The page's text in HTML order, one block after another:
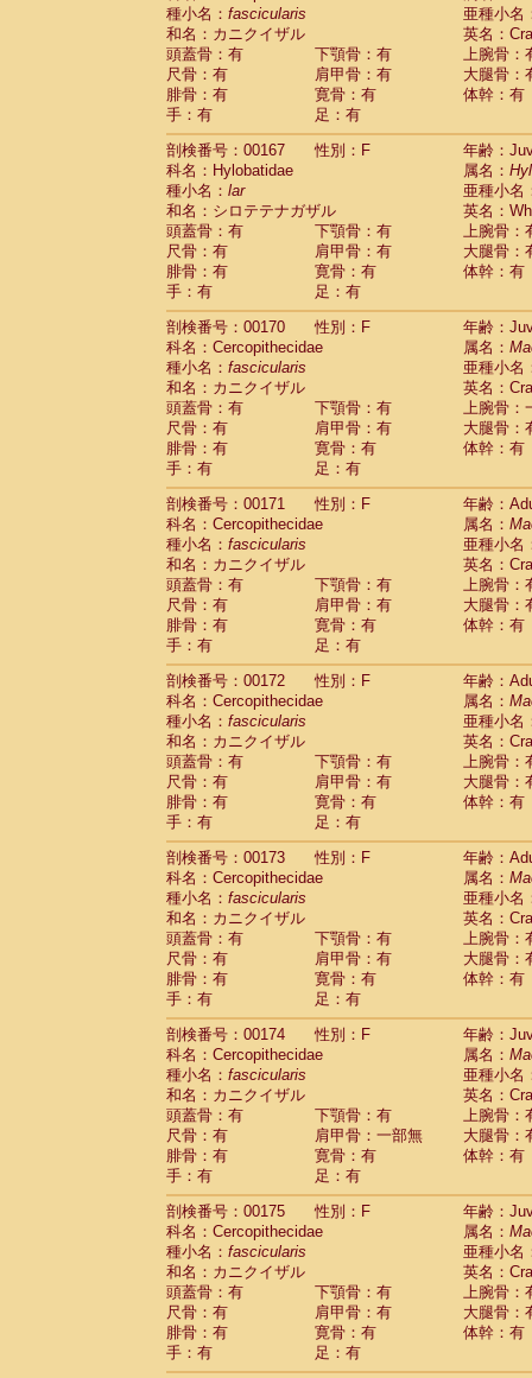
種小名： fascicularis
亜種小名
和名：カニクイザル
英名：
頭蓋骨：有
下顎骨：有
上腕骨：
尺骨：有
肩甲骨：有
大腿骨：
腓骨：有
寛骨：有
体幹：有
手：有
足：有
剖検番号：00167
性別：F
年齢：
科名：Hylobatidae
属名：
種小名： lar
亜種小名
和名：シロテテナガザル
英名：
頭蓋骨：有
下顎骨：有
上腕骨：
尺骨：有
肩甲骨：有
大腿骨：
腓骨：有
寛骨：有
体幹：有
手：有
足：有
剖検番号：00170
性別：F
年齢：
科名：Cercopithecidae
属名：
種小名： fascicularis
亜種小名
和名：カニクイザル
英名：
頭蓋骨：有
下顎骨：有
上腕骨：
尺骨：有
肩甲骨：有
大腿骨：
腓骨：有
寛骨：有
体幹：有
手：有
足：有
剖検番号：00171
性別：F
年齢：
科名：Cercopithecidae
属名：
種小名： fascicularis
亜種小名
和名：カニクイザル
英名：
頭蓋骨：有
下顎骨：有
上腕骨：
尺骨：有
肩甲骨：有
大腿骨：
腓骨：有
寛骨：有
体幹：有
手：有
足：有
剖検番号：00172
性別：F
年齢：
科名：Cercopithecidae
属名：
種小名： fascicularis
亜種小名
和名：カニクイザル
英名：
頭蓋骨：有
下顎骨：有
上腕骨：
尺骨：有
肩甲骨：有
大腿骨：
腓骨：有
寛骨：有
体幹：有
手：有
足：有
剖検番号：00173
性別：F
年齢：
科名：Cercopithecidae
属名：
種小名： fascicularis
亜種小名
和名：カニクイザル
英名：
頭蓋骨：有
下顎骨：有
上腕骨：
尺骨：有
肩甲骨：有
大腿骨：
腓骨：有
寛骨：有
体幹：有
手：有
足：有
剖検番号：00174
性別：F
年齢：
科名：Cercopithecidae
属名：
種小名： fascicularis
亜種小名
和名：カニクイザル
英名：
頭蓋骨：有
下顎骨：有
上腕骨：
尺骨：有
肩甲骨：一部無
大腿骨：
腓骨：有
寛骨：有
体幹：有
手：有
足：有
剖検番号：00175
性別：F
年齢：
科名：Cercopithecidae
属名：
種小名： fascicularis
亜種小名
和名：カニクイザル
英名：
頭蓋骨：有
下顎骨：有
上腕骨：
尺骨：有
肩甲骨：有
大腿骨：
腓骨：有
寛骨：有
体幹：有
手：有
足：有